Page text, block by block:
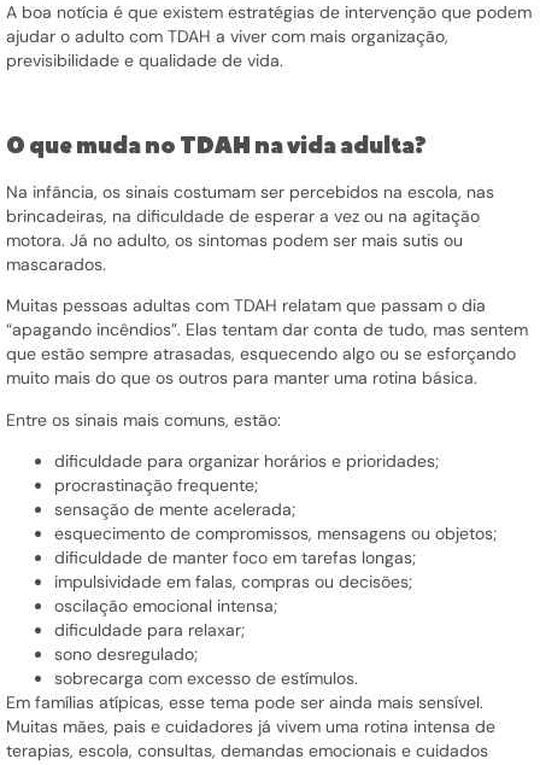
A boa notícia é que existem estratégias de intervenção que podem
ajudar o adulto com TDAH a viver com mais organização,
previsibilidade e qualidade de vida.
O que muda no TDAH na vida adulta?
Na infância, os sinais costumam ser percebidos na escola, nas
brincadeiras, na dificuldade de esperar a vez ou na agitação
motora. Já no adulto, os sintomas podem ser mais sutis ou
mascarados.
Muitas pessoas adultas com TDAH relatam que passam o dia
“apagando incêndios”. Elas tentam dar conta de tudo, mas sentem
que estão sempre atrasadas, esquecendo algo ou se esforçando
muito mais do que os outros para manter uma rotina básica.
Entre os sinais mais comuns, estão:
dificuldade para organizar horários e prioridades;
procrastinação frequente;
sensação de mente acelerada;
esquecimento de compromissos, mensagens ou objetos;
dificuldade de manter foco em tarefas longas;
impulsividade em falas, compras ou decisões;
oscilação emocional intensa;
dificuldade para relaxar;
sono desregulado;
sobrecarga com excesso de estímulos.
Em famílias atípicas, esse tema pode ser ainda mais sensível.
Muitas mães, pais e cuidadores já vivem uma rotina intensa de
terapias, escola, consultas, demandas emocionais e cuidados